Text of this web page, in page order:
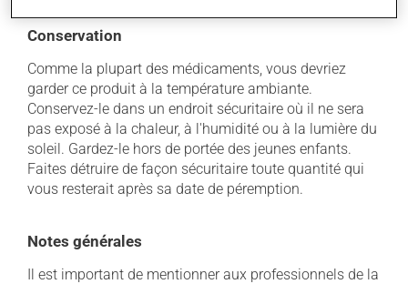
Conservation
Comme la plupart des médicaments, vous devriez
garder ce produit à la température ambiante.
Conservez-le dans un endroit sécuritaire où il ne sera
pas exposé à la chaleur, à l'humidité ou à la lumière du
soleil. Gardez-le hors de portée des jeunes enfants.
Faites détruire de façon sécuritaire toute quantité qui
vous resterait après sa date de péremption.
Notes générales
Il est important de mentionner aux professionnels de la